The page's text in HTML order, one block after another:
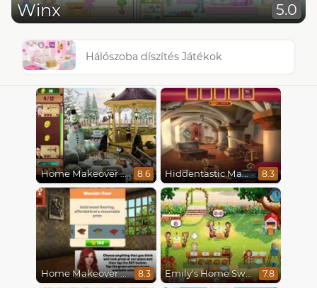
Winx 5.0
Hálószoba díszítés Játékok
Home Makeover 2 Hidden Object 8.6 Hiddentastic Mansion 8.3
Home Makeover Hidden Object 8.3 Emily's Home Sweet Home 7.8